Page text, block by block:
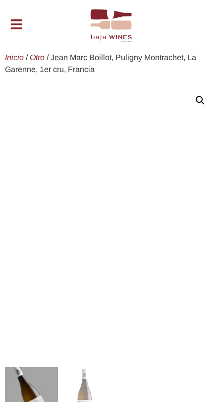
Inicio / Otro / Jean Marc Boillot, Puligny Montrachet, La
Garenne, 1er cru, Francia